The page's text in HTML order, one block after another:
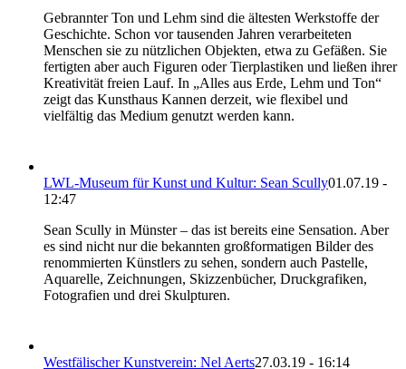
Gebrannter Ton und Lehm sind die ältesten Werkstoffe der
Geschichte. Schon vor tausenden Jahren verarbeiteten
Menschen sie zu nützlichen Objekten, etwa zu Gefäßen. Sie
fertigten aber auch Figuren oder Tierplastiken und ließen ihrer
Kreativität freien Lauf. In „Alles aus Erde, Lehm und Ton“
zeigt das Kunsthaus Kannen derzeit, wie flexibel und
vielfältig das Medium genutzt werden kann.
LWL-Museum für Kunst und Kultur: Sean Scully01.07.19 -
12:47
Sean Scully in Münster – das ist bereits eine Sensation. Aber
es sind nicht nur die bekannten großformatigen Bilder des
renommierten Künstlers zu sehen, sondern auch Pastelle,
Aquarelle, Zeichnungen, Skizzenbücher, Druckgrafiken,
Fotografien und drei Skulpturen.
Westfälischer Kunstverein: Nel Aerts27.03.19 - 16:14